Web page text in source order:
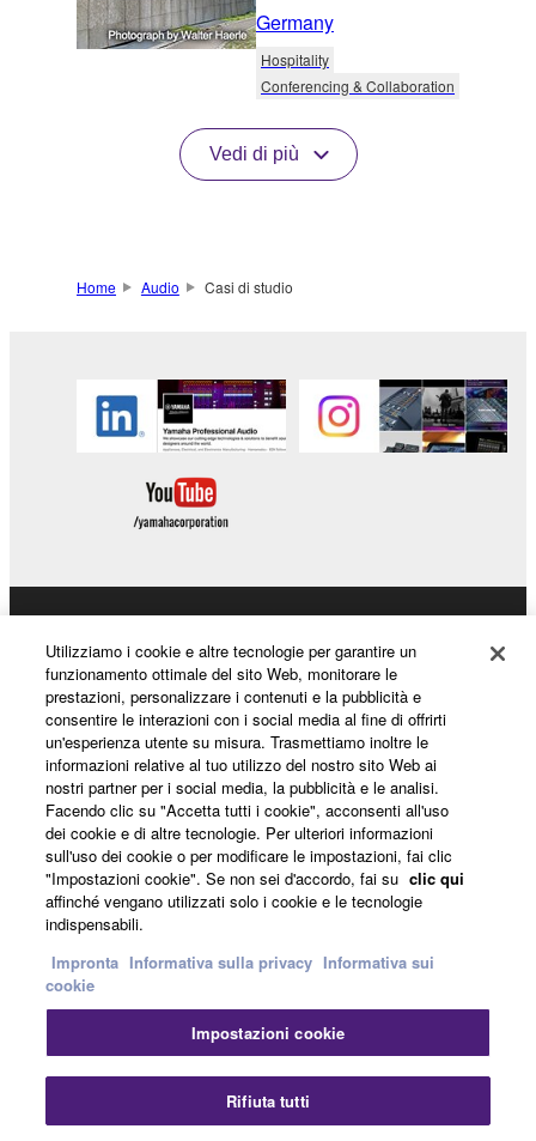
Germany
Hospitality
Conferencing & Collaboration
Vedi di più
Home Audio Casi di studio
Notizie
Informazioni su Yamaha
Italia - Italian
Consumatore
ContattiTermini di utilizzo
Informativa sulla privacy
Informativa sui cookie
Utilizziamo i cookie e altre tecnologie per garantire un
funzionamento ottimale del sito Web, monitorare le
prestazioni, personalizzare i contenuti e la pubblicità e
consentire le interazioni con i social media al fine di offrirti
un'esperienza utente su misura. Trasmettiamo inoltre le
informazioni relative al tuo utilizzo del nostro sito Web ai
nostri partner per i social media, la pubblicità e le analisi.
Facendo clic su "Accetta tutti i cookie", acconsenti all'uso
dei cookie e di altre tecnologie. Per ulteriori informazioni
sull'uso dei cookie o per modificare le impostazioni, fai clic
"Impostazioni cookie". Se non sei d'accordo, fai su clic qui
affinché vengano utilizzati solo i cookie e le tecnologie
indispensabili.
Impronta Informativa sulla privacy Informativa sui
cookie
Impostazioni cookie
Rifiuta tutti